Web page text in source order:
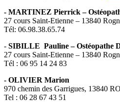
- MARTINEZ Pierrick –
27 cours Saint-Etienne – 13840
Tél: 06.98.38.65.74
- SIBILLE Pauline – Ostéopathe
27 cours Saint-Etienne – 13840
Tél : 06 95 14 24 83
- OLIVIER Marion
970 chemin des Garrigues, 13840
Tel : 06 28 67 43 51